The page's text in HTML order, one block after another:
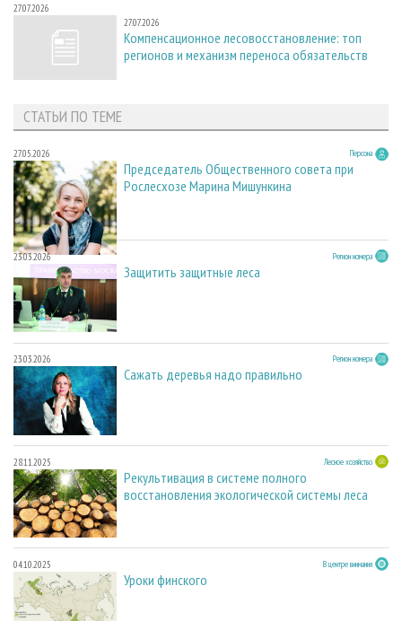
27.07.2026
27.07.2026
Компенсационное лесовосстановление: топ
регионов и механизм переноса обязательств
СТАТЬИ ПО ТЕМЕ
27.05.2026 Персона
Председатель Общественного совета при
Рослесхозе Марина Мишункина
23.03.2026 Регион номера
Защитить защитные леса
23.03.2026 Регион номера
Сажать деревья надо правильно
28.11.2025 Лесное хозяйство
Рекультивация в системе полного
восстановления экологической системы леса
04.10.2025 В центре внимания
Уроки финского